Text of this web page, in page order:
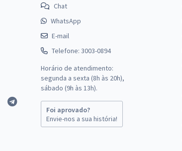
Chat
WhatsApp
E-mail
Telefone: 3003-0894
Horário de atendimento:
segunda a sexta (8h às 20h),
sábado (9h às 13h).
Foi aprovado?
Envie-nos a sua história!